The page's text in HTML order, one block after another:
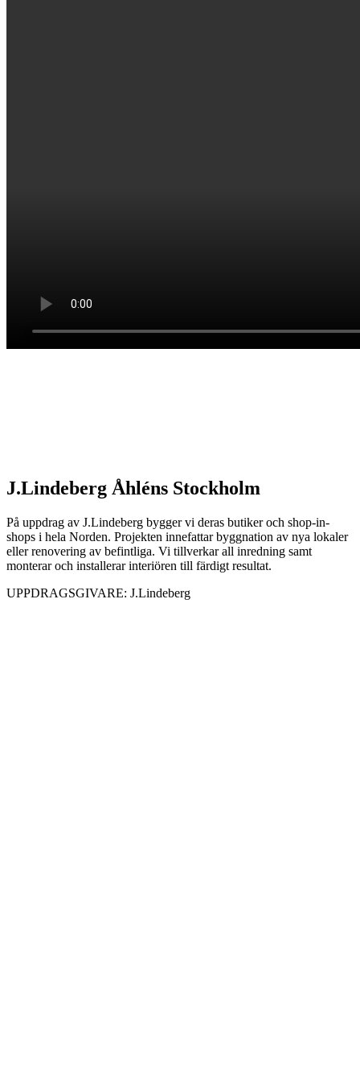
J.Lindeberg Åhléns Stockholm
På uppdrag av J.Lindeberg bygger vi deras butiker och shop-in-
shops i hela Norden. Projekten innefattar byggnation av nya lokaler
eller renovering av befintliga. Vi tillverkar all inredning samt
monterar och installerar interiören till färdigt resultat.
UPPDRAGSGIVARE: J.Lindeberg